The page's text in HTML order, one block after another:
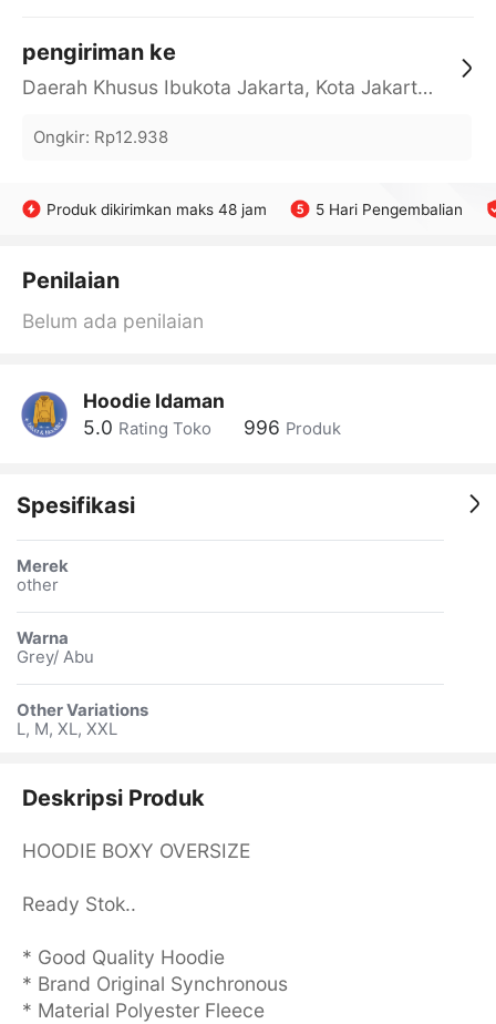
pengiriman ke
Daerah Khusus Ibukota Jakarta, Kota Jakarta Barat, Cengkareng, yy
Ongkir: Rp12.938
Produk dikirimkan maks 48 jam 5 Hari Pengembalian
Penilaian
Belum ada penilaian
Hoodie Idaman
5.0 Rating Toko 996 Produk
Spesifikasi
Merek
other
Warna
Grey/ Abu
Other Variations
L, M, XL, XXL
Deskripsi Produk
HOODIE BOXY OVERSIZE
Ready Stok..
* Good Quality Hoodie
* Brand Original Synchronous
* Material Polyester Fleece